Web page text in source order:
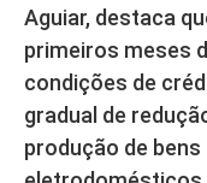
Aguiar, destaca
primeiros meses
condições de
gradual de
produção de